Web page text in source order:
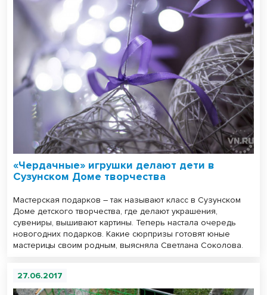
«Чердачные» игрушки делают дети в
Сузунском Доме творчества
Мастерская подарков – так называют класс в Сузунском
Доме детского творчества, где делают украшения,
сувениры, вышивают картины. Теперь настала очередь
новогодних подарков. Какие сюрпризы готовят юные
мастерицы своим родным, выясняла Светлана Соколова.
27.06.2017